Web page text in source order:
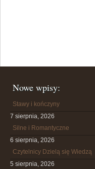
Nowe wpisy:
Stawy i kończyny
7 sierpnia, 2026
Silne i Romantyczne
6 sierpnia, 2026
Czytelnicy Dzielą się Wiedzą
5 sierpnia, 2026